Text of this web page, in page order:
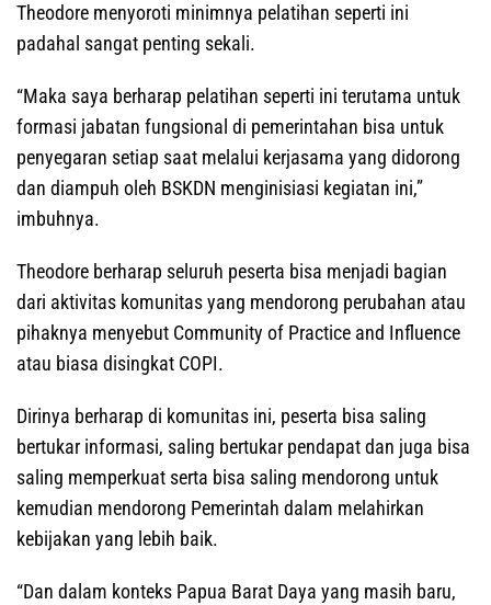
Theodore menyoroti minimnya pelatihan seperti ini
padahal sangat penting sekali.
“Maka saya berharap pelatihan seperti ini terutama untuk
formasi jabatan fungsional di pemerintahan bisa untuk
penyegaran setiap saat melalui kerjasama yang didorong
dan diampuh oleh BSKDN menginisiasi kegiatan ini,”
imbuhnya.
Theodore berharap seluruh peserta bisa menjadi bagian
dari aktivitas komunitas yang mendorong perubahan atau
pihaknya menyebut Community of Practice and Influence
atau biasa disingkat COPI.
Dirinya berharap di komunitas ini, peserta bisa saling
bertukar informasi, saling bertukar pendapat dan juga bisa
saling memperkuat serta bisa saling mendorong untuk
kemudian mendorong Pemerintah dalam melahirkan
kebijakan yang lebih baik.
“Dan dalam konteks Papua Barat Daya yang masih baru,